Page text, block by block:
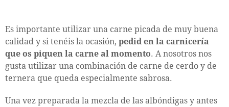
Es importante utilizar una carne picada de muy buena
calidad y si tenéis la ocasión, pedid en la carnicería
que os piquen la carne al momento. A nosotros nos
gusta utilizar una combinación de carne de cerdo y de
ternera que queda especialmente sabrosa.
Una vez preparada la mezcla de las albóndigas y antes